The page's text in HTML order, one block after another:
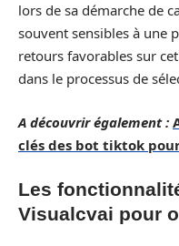
lors de sa démarche de
souvent sensibles à une
retours favorables sur
dans le processus de
A découvrir également :
clés des bot tiktok
Les
Visualcvai pour